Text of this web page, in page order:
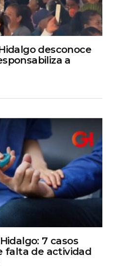
desconoce
a
7 casos
falta de actividad